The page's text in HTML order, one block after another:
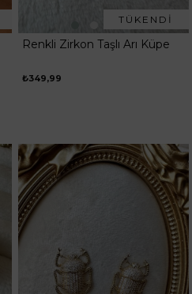
TÜKENDI
Renkli Zirkon Taşlı Arı Küpe
₺349,99